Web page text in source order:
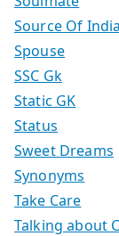
Source Of
Spouse
SSC Gk
Static GK
Status
Sweet Dreams
Synonyms
Take Care
Talking about